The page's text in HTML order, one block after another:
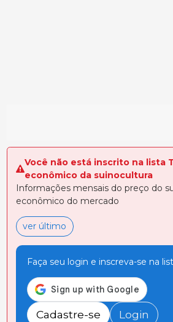
Você não está inscrito na lista
econômico da suinocultura
Informações mensais do preço do
econômico do mercado
ver último
Faça seu login e inscreva-se na
Cadastre-se Login